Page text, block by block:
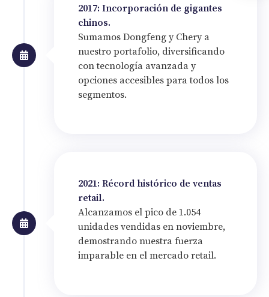
2017: Incorporación de gigantes
chinos.
Sumamos Dongfeng y Chery a
nuestro portafolio, diversificando
con tecnología avanzada y
opciones accesibles para todos los
segmentos.
2021: Récord histórico de ventas
retail.
Alcanzamos el pico de 1.054
unidades vendidas en noviembre,
demostrando nuestra fuerza
imparable en el mercado retail.